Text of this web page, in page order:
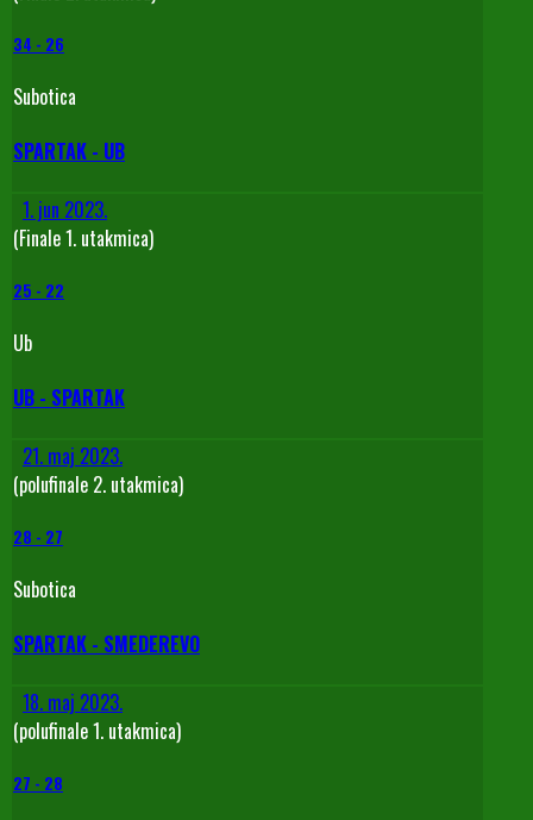
34 - 26
Subotica
SPARTAK - UB
1. jun 2023.
(Finale 1. utakmica)
25 - 22
Ub
UB - SPARTAK
21. maj 2023.
(polufinale 2. utakmica)
28 - 27
Subotica
SPARTAK - SMEDEREVO
18. maj 2023.
(polufinale 1. utakmica)
27 - 28